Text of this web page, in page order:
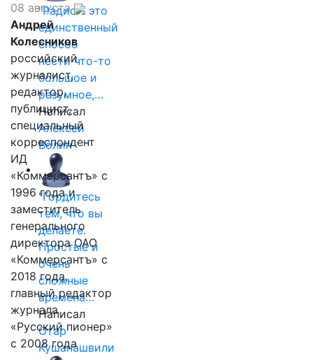
"Радио - это
единственный
способ
нести что-то
большое и
разумное,…
Написал
Алексей
Волин
"Гордитесь
тем, что вы
делаете.
Простые и
очень
сложные
времена…
Написал
Отар
Кушанашвили
08 августа
Андрей
Колесников
российский
журналист,
редактор,
публицист,
специальный
корреспондент
ИД
«Коммерсантъ» с
1996 года и
заместитель
генерального
директора ОАО
«Коммерсантъ» с
2018 года,
главный редактор
журнала
«Русский пионер»
с 2008 года